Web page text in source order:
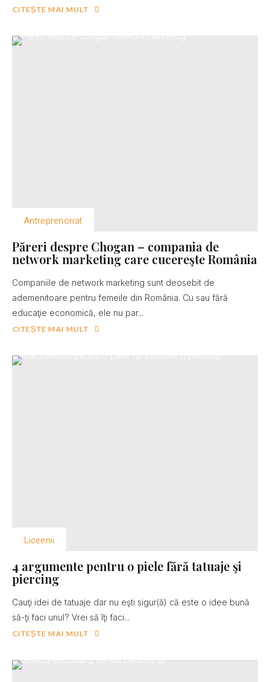
CITEȘTE MAI MULT
Antreprenoriat
Păreri despre Chogan – compania de
network marketing care cucereşte România
Companiile de network marketing sunt deosebit de
ademenitoare pentru femeile din România. Cu sau fără
educaţie economică, ele nu par...
CITEȘTE MAI MULT
Liceenii
4 argumente pentru o piele fără tatuaje şi
piercing
Cauţi idei de tatuaje dar nu eşti sigur(ă) că este o idee bună
să-ţi faci unul? Vrei să îţi faci...
CITEȘTE MAI MULT